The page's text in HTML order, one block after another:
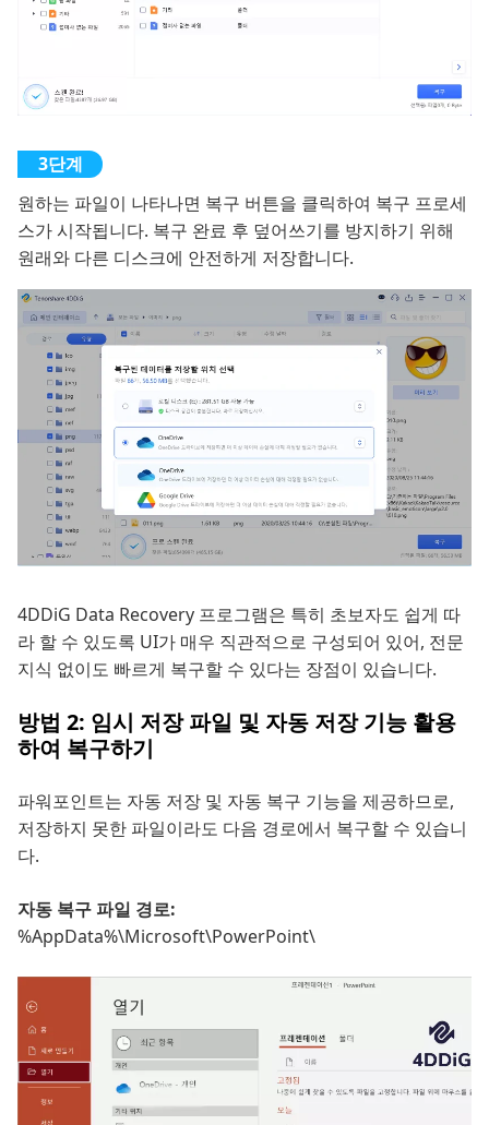
원하는 파일이 나타나면 복구 버튼을 클릭하여 복구 프로세
스가 시작됩니다. 복구 완료 후 덮어쓰기를 방지하기 위해
원래와 다른 디스크에 안전하게 저장합니다.
4DDiG Data Recovery 프로그램은 특히 초보자도 쉽게 따
라 할 수 있도록 UI가 매우 직관적으로 구성되어 있어, 전문
지식 없이도 빠르게 복구할 수 있다는 장점이 있습니다.
방법 2: 임시 저장 파일 및 자동 저장 기능 활용
하여 복구하기
파워포인트는 자동 저장 및 자동 복구 기능을 제공하므로,
저장하지 못한 파일이라도 다음 경로에서 복구할 수 있습니
다.
자동 복구 파일 경로:
%AppData%\Microsoft\PowerPoint\